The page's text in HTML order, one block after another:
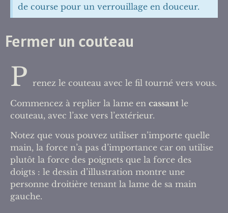
de course pour un verrouillage en douceur.
Fermer un couteau
P renez le couteau avec le fil tourné vers vous.
Commencez à replier la lame en cassant le
couteau, avec l’axe vers l’extérieur.
Notez que vous pouvez utiliser n’importe quelle
main, la force n’a pas d’importance car on utilise
plutôt la force des poignets que la force des
doigts : le dessin d’illustration montre une
personne droitière tenant la lame de sa main
gauche.